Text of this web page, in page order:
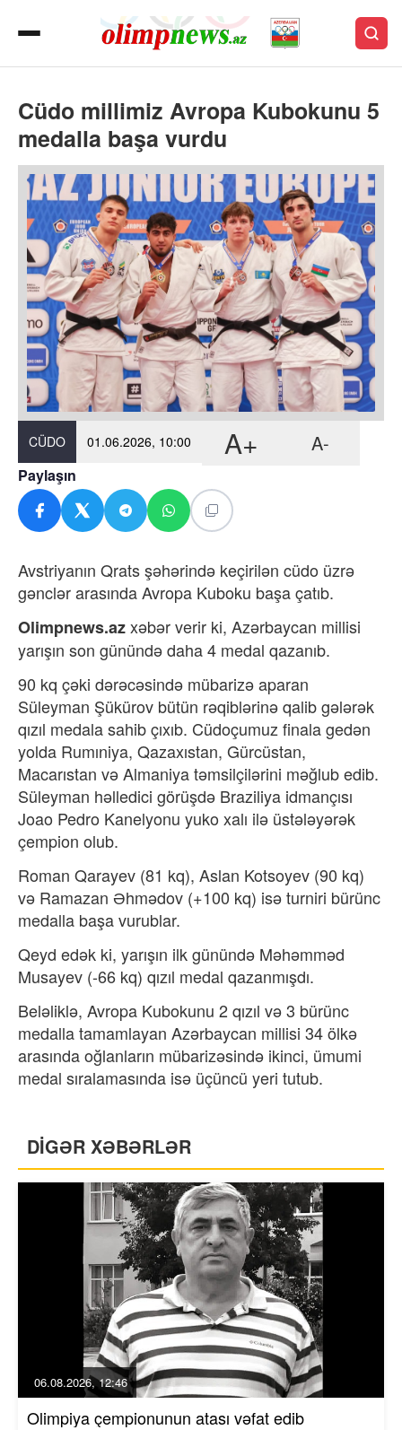
Cüdo millimiz Avropa Kubokunu 5
medalla başa vurdu
CÜDO 01.06.2026, 10:00 A+ A-
Paylaşın
Avstriyanın Qrats şəhərində keçirilən cüdo üzrə
gənclər arasında Avropa Kuboku başa çatıb.
Olimpnews.azxəbər verir ki, Azərbaycan millisi
yarışın son günündə daha 4 medal qazanıb.
90 kq çəki dərəcəsində mübarizə aparan
Süleyman Şükürov bütün rəqiblərinə qalib gələrək
qızıl medala sahib çıxıb. Cüdoçumuz finala gedən
yolda Rumıniya, Qazaxıstan, Gürcüstan,
Macarıstan və Almaniya təmsilçilərini məğlub edib.
Süleyman həlledici görüşdə Braziliya idmançısı
Joao Pedro Kanelyonu yuko xalı ilə üstələyərək
çempion olub.
Roman Qarayev (81 kq), Aslan Kotsoyev (90 kq)
və Ramazan Əhmədov (+100 kq) isə turniri bürünc
medalla başa vurublar.
Qeyd edək ki, yarışın ilk günündə Məhəmməd
Musayev (-66 kq) qızıl medal qazanmışdı.
Beləliklə, Avropa Kubokunu 2 qızıl və 3 bürünc
medalla tamamlayan Azərbaycan millisi 34 ölkə
arasında oğlanların mübarizəsində ikinci, ümumi
medal sıralamasında isə üçüncü yeri tutub.
DİGƏR XƏBƏRLƏR
06.08.2026, 12:46
Olimpiya çempionunun atası vəfat edib